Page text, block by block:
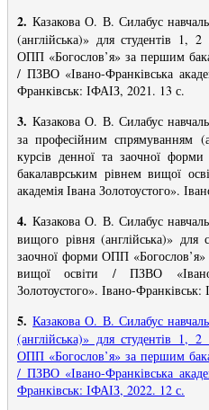
2.Казакова О. В. Силабус
(англійська)» для студентів 1,
ОПП «Богослов’я» за першим
/ ПЗВО «Івано-Франківська
Франківськ: ІФАІЗ, 2021. 13 с.
3.Казакова О. В. Силабус
за професійним спрямуванням
курсів денної та заочної
бакалаврським рівнем вищої
академія Івана Золотоустого».
4.Казакова О. В. Силабус
вищого рівня (англійська)» для
заочної форми ОПП «Богослов’я»
вищої освіти / ПЗВО «Івано-
Золотоустого». Івано-
5.Казакова О. В. Силабус
(англійська)» для студентів 1,
ОПП «Богослов’я» за першим
/ ПЗВО «Івано-Франківська
Франківськ: ІФАІЗ, 2022. 12 с.